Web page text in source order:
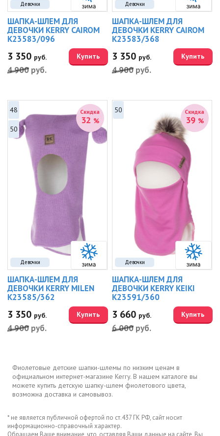
Девочки
ШАПКА-ШЛЕМ ДЛЯ
ДЕВОЧКИ KERRY CAIROM
K23583/096
3 350 руб.
4 900 руб.
Купить
Девочки
ШАПКА-ШЛЕМ ДЛЯ
ДЕВОЧКИ KERRY CAIROM
K23583/368
3 350 руб.
4 900 руб.
Купить
Девочки
Скидка
32 %
48
50
ШАПКА-ШЛЕМ ДЛЯ
ДЕВОЧКИ KERRY MILEN
K23585/362
3 350 руб.
4 900 руб.
Купить
Девочки
Скидка
39 %
50
ШАПКА-ШЛЕМ ДЛЯ
ДЕВОЧКИ KERRY KEIKI
K23591/360
3 660 руб.
6 000 руб.
Купить
Фиолетовые детские шапки-шлемы по низким ценам в
официальном интернет-магазине Kerry. В нашем каталоге вы
можете купить детскую шапку-шлем фиолетового цвета,
возможна доставка и самовывоз.
* не является публичной офертой по ст.437 ГК РФ, сайт носит
информационно-справочный характер.